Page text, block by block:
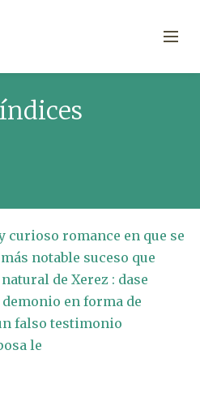
curioso romance en que se
notable suceso que
de Xerez : dase
en forma de
falso testimonio
le